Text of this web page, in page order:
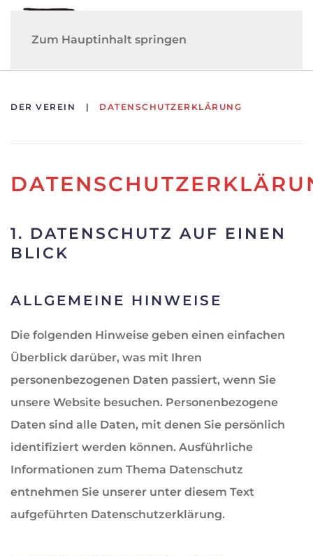
Zum Hauptinhalt springen
DER VEREIN DATENSCHUTZERKLÄRUNG
1. DATENSCHUTZ AUF EINEN
BLICK
ALLGEMEINE HINWEISE
Die folgenden Hinweise geben einen einfachen
Überblick darüber, was mit Ihren
personenbezogenen Daten passiert, wenn Sie
unsere Website besuchen. Personenbezogene
Daten sind alle Daten, mit denen Sie persönlich
identifiziert werden können. Ausführliche
Informationen zum Thema Datenschutz
entnehmen Sie unserer unter diesem Text
aufgeführten Datenschutzerklärung.